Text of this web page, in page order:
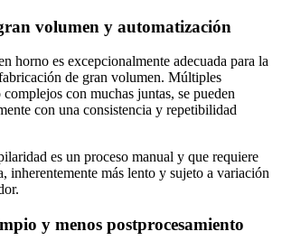
volumen y automatización
horno es excepcionalmente adecuada para la
de gran volumen. Múltiples
con muchas juntas, se pueden
con una consistencia y repetibilidad
es un proceso manual y que requiere
inherentemente más lento y sujeto a variación
y menos postprocesamiento